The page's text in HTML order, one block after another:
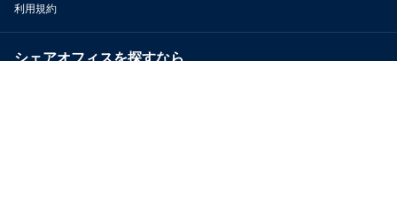
利用規約
シェアオフィスを探すなら